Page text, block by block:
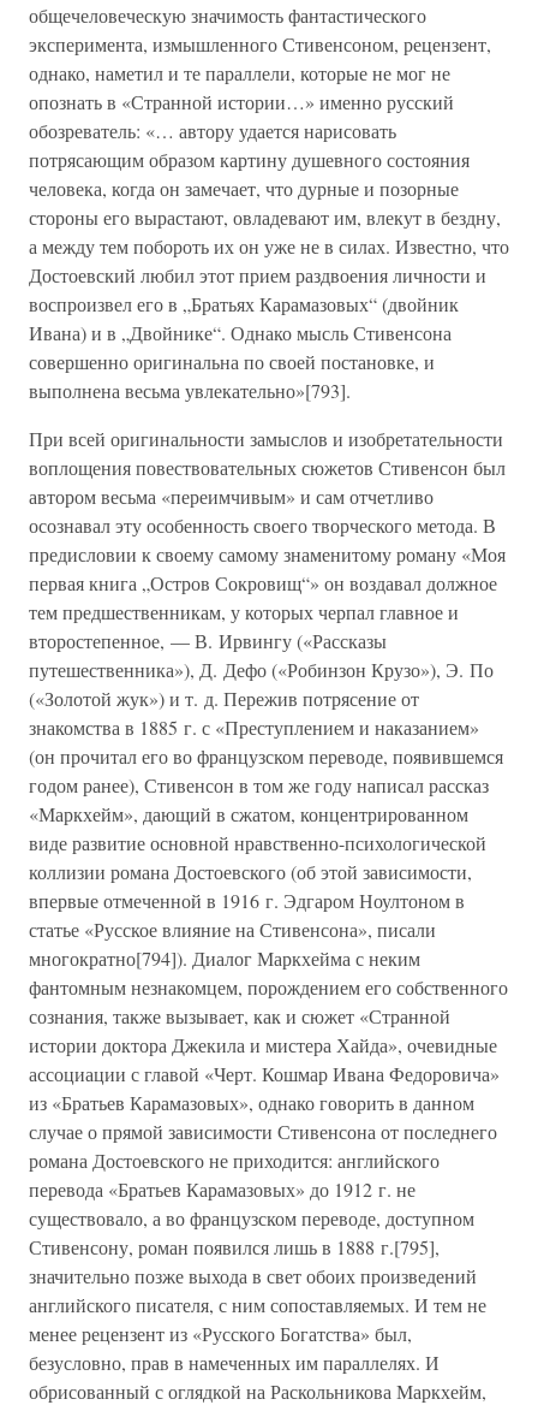
общечеловеческую значимость фантастического
эксперимента, измышленного Стивенсоном, рецензент,
однако, наметил и те параллели, которые не мог не
опознать в «Странной истории…» именно русский
обозреватель: «… автору удается нарисовать
потрясающим образом картину душевного состояния
человека, когда он замечает, что дурные и позорные
стороны его вырастают, овладевают им, влекут в бездну,
а между тем побороть их он уже не в силах. Известно, что
Достоевский любил этот прием раздвоения личности и
воспроизвел его в „Братьях Карамазовых“ (двойник
Ивана) и в „Двойнике“. Однако мысль Стивенсона
совершенно оригинальна по своей постановке, и
выполнена весьма увлекательно»[793].
При всей оригинальности замыслов и изобретательности
воплощения повествовательных сюжетов Стивенсон был
автором весьма «переимчивым» и сам отчетливо
осознавал эту особенность своего творческого метода. В
предисловии к своему самому знаменитому роману «Моя
первая книга „Остров Сокровищ“» он воздавал должное
тем предшественникам, у которых черпал главное и
второстепенное, — В. Ирвингу («Рассказы
путешественника»), Д. Дефо («Робинзон Крузо»), Э. По
(«Золотой жук») и т. д. Пережив потрясение от
знакомства в 1885 г. с «Преступлением и наказанием»
(он прочитал его во французском переводе, появившемся
годом ранее), Стивенсон в том же году написал рассказ
«Маркхейм», дающий в сжатом, концентрированном
виде развитие основной нравственно-психологической
коллизии романа Достоевского (об этой зависимости,
впервые отмеченной в 1916 г. Эдгаром Ноултоном в
статье «Русское влияние на Стивенсона», писали
многократно[794]). Диалог Маркхейма с неким
фантомным незнакомцем, порождением его собственного
сознания, также вызывает, как и сюжет «Странной
истории доктора Джекила и мистера Хайда», очевидные
ассоциации с главой «Черт. Кошмар Ивана Федоровича»
из «Братьев Карамазовых», однако говорить в данном
случае о прямой зависимости Стивенсона от последнего
романа Достоевского не приходится: английского
перевода «Братьев Карамазовых» до 1912 г. не
существовало, а во французском переводе, доступном
Стивенсону, роман появился лишь в 1888 г.[795],
значительно позже выхода в свет обоих произведений
английского писателя, с ним сопоставляемых. И тем не
менее рецензент из «Русского Богатства» был,
безусловно, прав в намеченных им параллелях. И
обрисованный с оглядкой на Раскольникова Маркхейм,